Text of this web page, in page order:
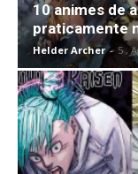
10 animes de
praticamente
Helder Archer - 5 ,